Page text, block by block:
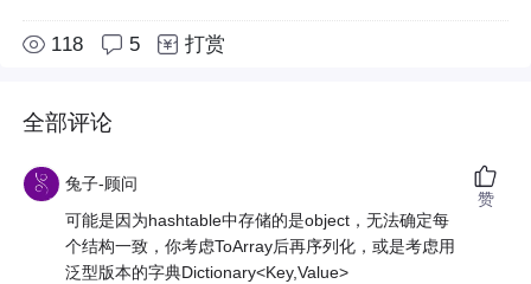
118 5 打赏
全部评论
兔子-顾问
可能是因为hashtable中存储的是object，无法确定每
个结构一致，你考虑ToArray后再序列化，或是考虑用
泛型版本的字典Dictionary<Key,Value>
赞